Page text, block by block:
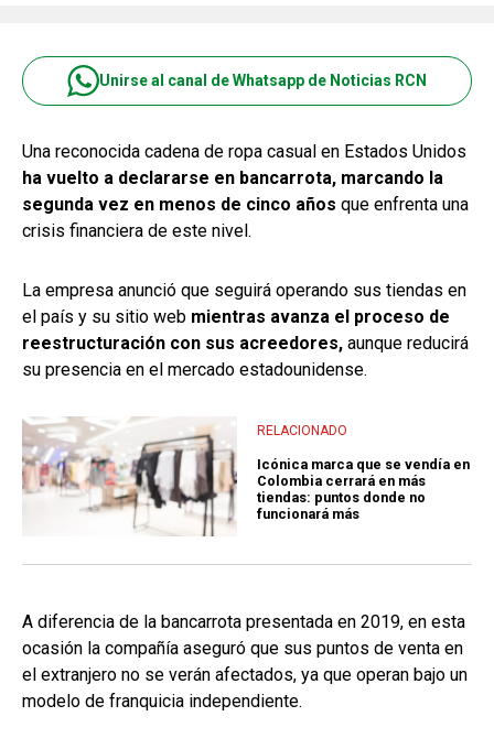
Unirse al canal de Whatsapp de Noticias RCN
Una reconocida cadena de ropa casual en Estados Unidos
ha vuelto a declararse en bancarrota, marcando la
segunda vez en menos de cinco años que enfrenta una
crisis financiera de este nivel.
La empresa anunció que seguirá operando sus tiendas en
el país y su sitio web mientras avanza el proceso de
reestructuración con sus acreedores, aunque reducirá
su presencia en el mercado estadounidense.
RELACIONADO
Icónica marca que se vendía en
Colombia cerrará en más
tiendas: puntos donde no
funcionará más
A diferencia de la bancarrota presentada en 2019, en esta
ocasión la compañía aseguró que sus puntos de venta en
el extranjero no se verán afectados, ya que operan bajo un
modelo de franquicia independiente.